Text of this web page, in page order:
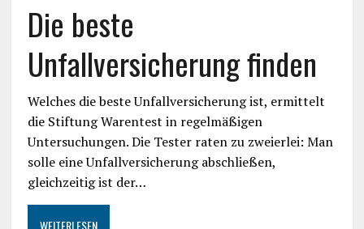
Die beste
Unfallversicherung finden
Welches die beste Unfallversicherung ist, ermittelt
die Stiftung Warentest in regelmäßigen
Untersuchungen. Die Tester raten zu zweierlei: Man
solle eine Unfallversicherung abschließen,
gleichzeitig ist der…
WEITERLESEN